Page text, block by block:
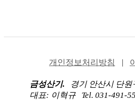
개인정보처리방침
금성산기. 경기 안산시 단원
대표: 이혁규
Tel. 031-491-